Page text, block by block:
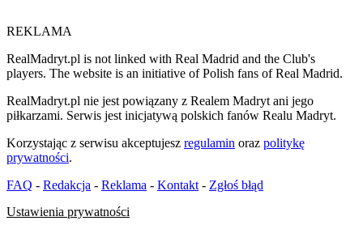
REKLAMA
RealMadryt.pl is not linked with Real Madrid and the Club's
players. The website is an initiative of Polish fans of Real Madrid.
RealMadryt.pl nie jest powiązany z Realem Madryt ani jego
piłkarzami. Serwis jest inicjatywą polskich fanów Realu Madryt.
Korzystając z serwisu akceptujesz regulamin oraz politykę
prywatności.
FAQ - Redakcja - Reklama - Kontakt - Zgłoś błąd
Ustawienia prywatności